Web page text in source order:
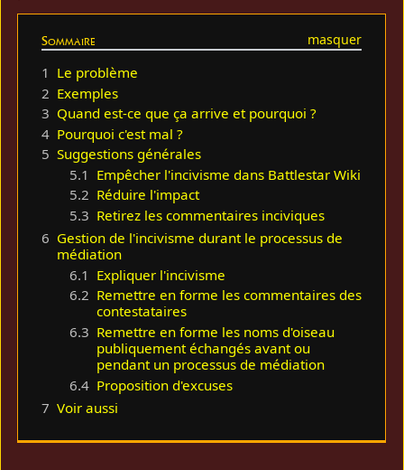
Sommaire
1 Le problème
2 Exemples
3 Quand est-ce que ça arrive et pourquoi ?
4 Pourquoi c'est mal ?
5 Suggestions générales
5.1 Empêcher l'incivisme dans Battlestar Wiki
5.2 Réduire l'impact
5.3 Retirez les commentaires inciviques
6 Gestion de l'incivisme durant le processus de
médiation
6.1 Expliquer l'incivisme
6.2 Remettre en forme les commentaires des
contestataires
6.3 Remettre en forme les noms d'oiseau
publiquement échangés avant ou
pendant un processus de médiation
6.4 Proposition d'excuses
7 Voir aussi